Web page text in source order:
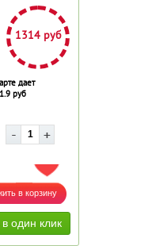
1314 руб
дает
руб
ДОБАВИТЬ В ИЗБРАННОЕ